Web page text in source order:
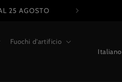
Fuochi d'artificio
Italiano